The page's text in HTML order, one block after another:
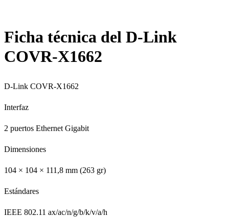
Ficha técnica del D-Link
COVR-X1662
D-Link COVR-X1662
Interfaz
2 puertos Ethernet Gigabit
Dimensiones
104 × 104 × 111,8 mm (263 gr)
Estándares
IEEE 802.11 ax/ac/n/g/b/k/v/a/h